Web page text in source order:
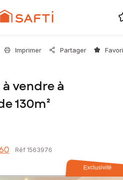
Imprimer Partager
vendre à
130m²
Réf 1563976
Exclusivité